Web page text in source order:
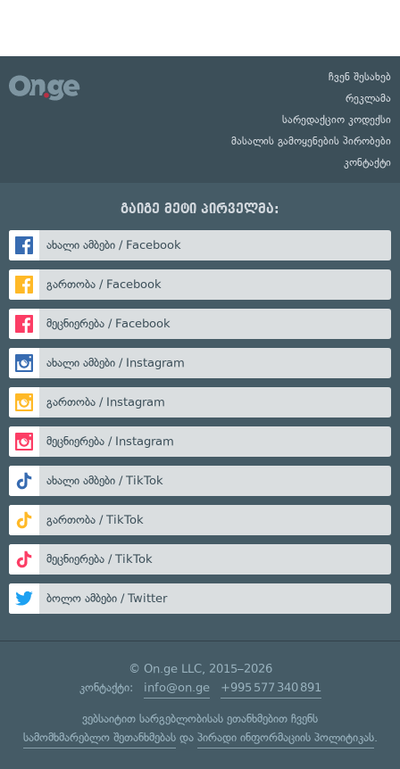
ჩვენ შესახებ
რეკლამა
სარედაქციო კოდექსი
მასალის გამოყენების პირობები
კონტაქტი
გაიგე მეტი პირველმა:
ახალი ამბები / Facebook
გართობა / Facebook
მეცნიერება / Facebook
ახალი ამბები / Instagram
გართობა / Instagram
მეცნიერება / Instagram
ახალი ამბები / TikTok
გართობა / TikTok
მეცნიერება / TikTok
ბოლო ამბები / Twitter
© On.ge LLC, 2015–2026
კონტაქტი: info@on.ge +995 577 340 891
ვებსაიტით სარგებლობისას ეთანხმებით ჩვენს
სამომხმარებლო შეთანხმებასდა პირადი ინფორმაციის პოლიტიკას.